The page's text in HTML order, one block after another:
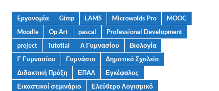
Eργονομία Gimp LAMS Microwolds Pro
MOOC
Moodle
Op Art pascal
Professional Development
project
Tutotial Α Γυμνασίου
Βιολογία
Γ Γυμνασίου
Γυμνάσιο
Δημοτικό Σχολείο
Διδακτική Πράξη
ΕΠΑΛ
Εγκέφαλος
Εικαστικοί σεμινάριο
Ελεύθερο Λογισμικό